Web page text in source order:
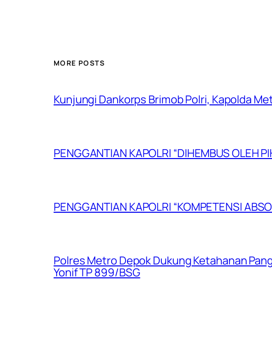
MORE POSTS
Kunjungi Dankorps Brimob Polri, Kapolda
PENGGANTIAN KAPOLRI “DIHEMBUS OLEH
PENGGANTIAN KAPOLRI “KOMPETENSI
Polres Metro Depok Dukung Ketahanan
Yonif TP 899/BSG